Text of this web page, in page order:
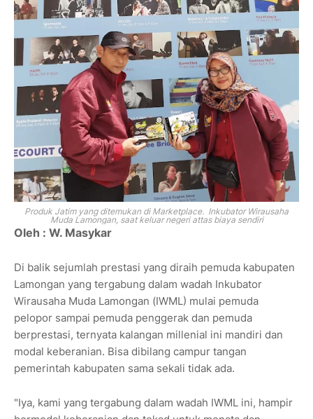
Produk Jatim yang ditemukan di Marketplace. Inkubator Wirausaha
Muda Lamongan, saat keluar negeri attas biaya sendiri
Oleh : W. Masykar
Di balik sejumlah prestasi yang diraih pemuda kabupaten
Lamongan yang tergabung dalam wadah Inkubator
Wirausaha Muda Lamongan (IWML) mulai pemuda
pelopor sampai pemuda penggerak dan pemuda
berprestasi, ternyata kalangan millenial ini mandiri dan
modal keberanian. Bisa dibilang campur tangan
pemerintah kabupaten sama sekali tidak ada.
"Iya, kami yang tergabung dalam wadah IWML ini, hampir